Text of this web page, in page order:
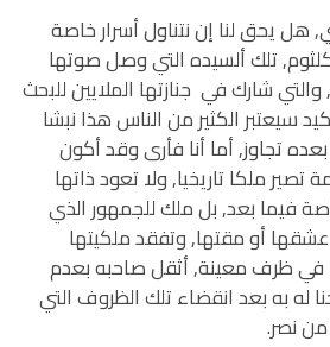
يحق لنا إن نتناول أسرار خاصة
تلك ألسيده التي وصل صوتها
والتي شارك في جنازتها الملايين للبحث
سيعتبر الكثير من الناس هذا نبشا
بعده تجاوز, أما أنا فأرى وقد أكون
ملكا تاريخيا, ولا تعود ذاتها
فيما بعد, بل ملك للجمهور الذي
عشقها أو مقتها, وتفقد ملكيتها
في ظرف معينة, أثقل صاحبه بعدم
له به بعد انقضاء تلك الظروف التي
نصر.